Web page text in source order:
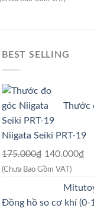
BEST SELLING
Thước
Niigata Seiki PRT-19
175.000₫ Giá
gốc
175.000₫.
140.000₫
tại
là:
(Chưa Bao Gồm VAT)
Đồng hồ so cơ khí (0-